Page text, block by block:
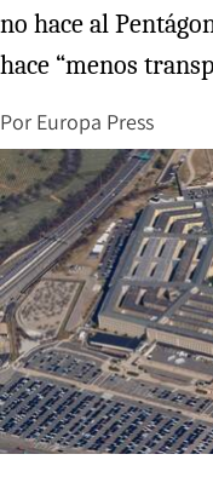
no hace al
hace “menos
Por Europa Press